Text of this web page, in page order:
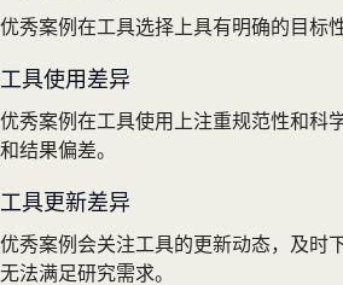
优秀案例在工具选择上具有明确的目标
工具使用差异
优秀案例在工具使用上注重规范性和科
和结果偏差。
工具更新差异
优秀案例会关注工具的更新动态，及时
无法满足研究需求。